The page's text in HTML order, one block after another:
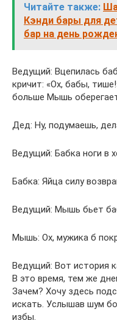
Читайте также:
Кэнди бары для
бар на день
Ведущий: Вцепилась
кричит: «Ох, бабы,
больше Мышь
Дед: Ну, подумаешь,
Ведущий: Бабка ноги в
Бабка: Яйца силу
Ведущий: Мышь бьет
Мышь: Ох, мужика б
Ведущий: Вот история
В это время, тем же
Зачем? Хочу здесь
искать. Услышав шум
избы.